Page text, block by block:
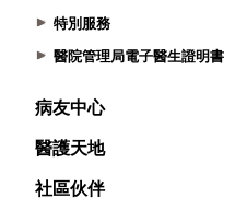
特別服務
醫院管理局電子醫生證明書
病友中心
醫護天地
社區伙伴